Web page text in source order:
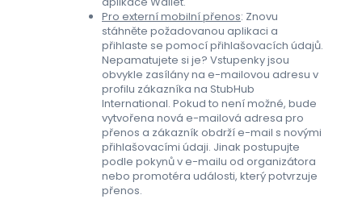
Pro externí mobilní přenos: Znovu
stáhněte požadovanou aplikaci a
přihlaste se pomocí přihlašovacích údajů.
Nepamatujete si je? Vstupenky jsou
obvykle zasílány na e-mailovou adresu v
profilu zákazníka na StubHub
International. Pokud to není možné, bude
vytvořena nová e-mailová adresa pro
přenos a zákazník obdrží e-mail s novými
přihlašovacími údaji. Jinak postupujte
podle pokynů v e-mailu od organizátora
nebo promotéra události, který potvrzuje
přenos.